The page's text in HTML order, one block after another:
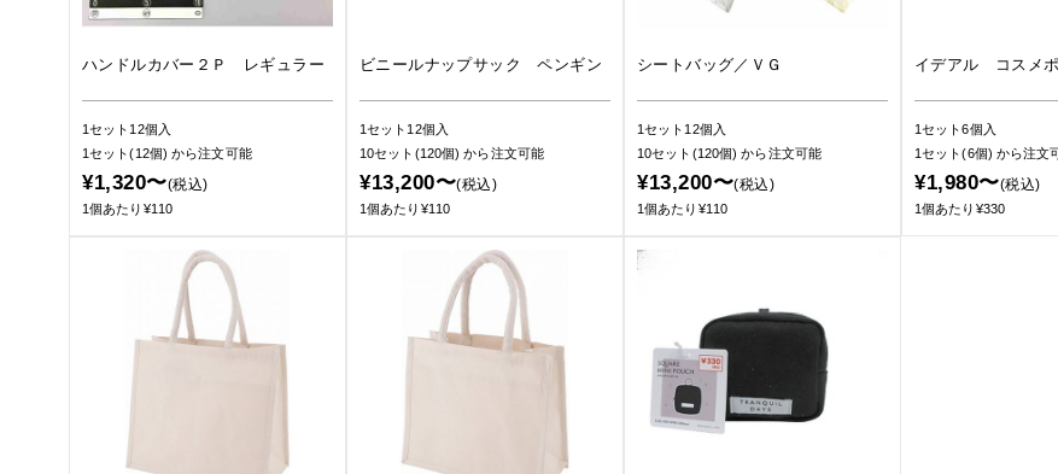
ハンドルカバー２Ｐ レギュラー
1セット12個入
1セット(12個)から注文可能
¥1,320〜(税込)
1個あたり¥110
ビニールナップサック ペンギン
1セット12個入
10セット(120個)から注文可能
¥13,200〜(税込)
1個あたり¥110
シートバッグ／ＶＧ
1セット12個入
10セット(120個)から注文可能
¥13,200〜(税込)
1個あたり¥110
イデアル コスメ
1セット6個入
1セット(6個) から注文
¥1,980〜(税込)
1個あたり¥330